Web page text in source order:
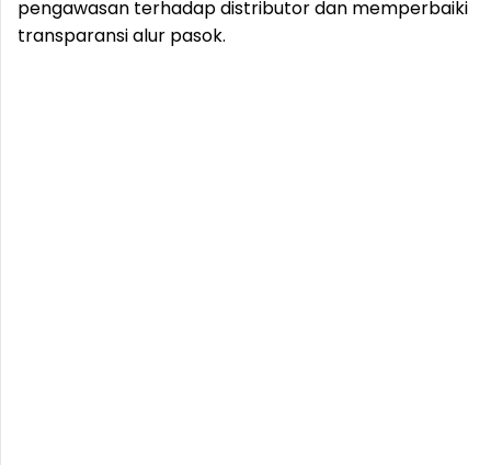
pengawasan terhadap distributor dan memperbaiki
transparansi alur pasok.